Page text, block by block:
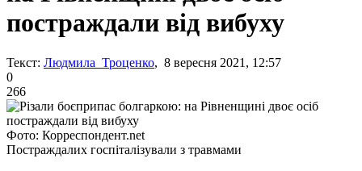
постраждали від вибуху
Текст: Людмила Троценко, 8 вересня 2021, 12:57
0
266
Фото: Корреспондент.net
Постраждалих госпіталізували з травмами